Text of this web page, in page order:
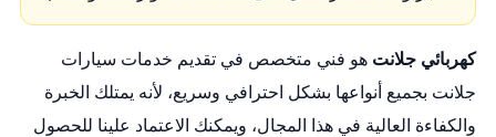
كهربائي جلانت هو فني متخصص في تقديم خدمات سيارات
جلانت بجميع أنواعها بشكل احترافي وسريع، لأنه يمتلك الخبرة
والكفاءة العالية في هذا المجال، ويمكنك الاعتماد علينا للحصول